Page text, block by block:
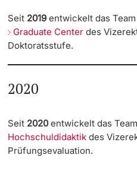
Webportal Digital Skills
Bibliothek
Studienangebot
Revisionen und
Studienstrukturen
Seit 2019 entwickelt das
Graduate Center des
Doktoratsstufe.
2020
Seit 2020entwickelt das
Hochschuldidaktik des
Prüfungsevaluation.